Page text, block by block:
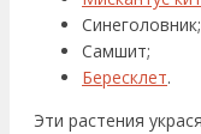
Синеголовник;
Самшит;
Бересклет.
Эти растения